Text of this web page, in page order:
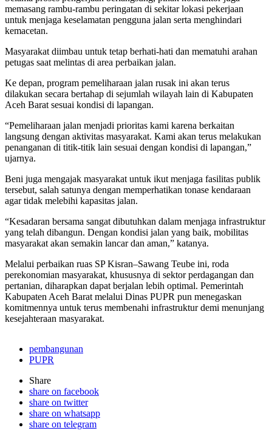
memasang rambu-rambu peringatan di sekitar lokasi pekerjaan
untuk menjaga keselamatan pengguna jalan serta menghindari
kemacetan.
Masyarakat diimbau untuk tetap berhati-hati dan mematuhi arahan
petugas saat melintas di area perbaikan jalan.
Ke depan, program pemeliharaan jalan rusak ini akan terus
dilakukan secara bertahap di sejumlah wilayah lain di Kabupaten
Aceh Barat sesuai kondisi di lapangan.
“Pemeliharaan jalan menjadi prioritas kami karena berkaitan
langsung dengan aktivitas masyarakat. Kami akan terus melakukan
penanganan di titik-titik lain sesuai dengan kondisi di lapangan,”
ujarnya.
Beni juga mengajak masyarakat untuk ikut menjaga fasilitas publik
tersebut, salah satunya dengan memperhatikan tonase kendaraan
agar tidak melebihi kapasitas jalan.
“Kesadaran bersama sangat dibutuhkan dalam menjaga infrastruktur
yang telah dibangun. Dengan kondisi jalan yang baik, mobilitas
masyarakat akan semakin lancar dan aman,” katanya.
Melalui perbaikan ruas SP Kisran–Sawang Teube ini, roda
perekonomian masyarakat, khususnya di sektor perdagangan dan
pertanian, diharapkan dapat berjalan lebih optimal. Pemerintah
Kabupaten Aceh Barat melalui Dinas PUPR pun menegaskan
komitmennya untuk terus membenahi infrastruktur demi menunjang
kesejahteraan masyarakat.
pembangunan
PUPR
Share
share on facebook
share on twitter
share on whatsapp
share on telegram